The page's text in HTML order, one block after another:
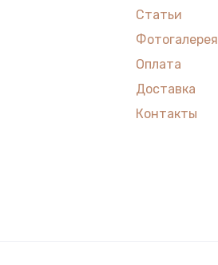
Статьи
Фотогалерея
Оплата
Доставка
Контакты